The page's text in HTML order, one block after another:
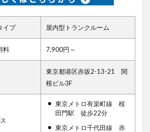
イプ 屋内型トランクルーム
料 7,900円～
東京都港区赤坂2-13-21 関
根ビル3F
東京メトロ有楽町線 桜
田門駅 徒歩22分
東京メトロ千代田線 赤